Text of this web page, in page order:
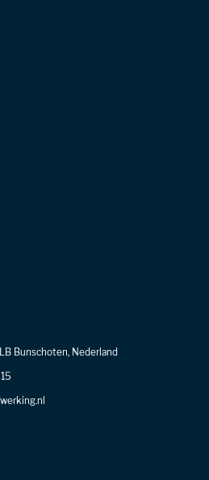
Bunschoten, Nederland